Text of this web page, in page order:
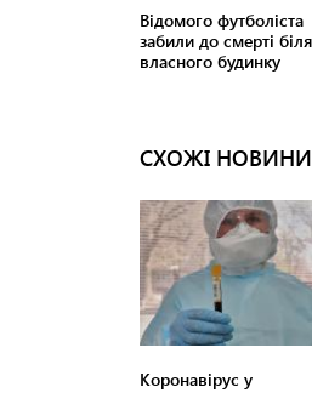
СХОЖІ НОВИНИ
Коронавірус у